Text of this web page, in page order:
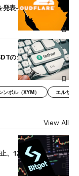
表──まずハンドル名
のシェアは60%を突
ンボル（XYM） エルサル
View All
、12月末に強制決済